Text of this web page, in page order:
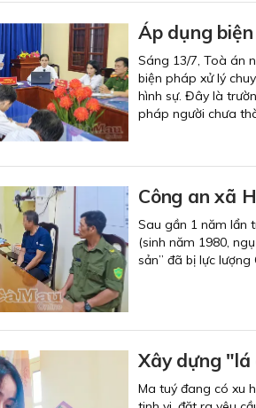
Áp dụng
Sáng 13/7, Toà án
biện pháp xử lý
hình sự. Đây là
pháp người chưa
Công an xã
Sau gần 1 năm lẩn
(sinh năm 1980,
sản” đã bị lực
Xây dựng "lá
Ma tuý đang có xu